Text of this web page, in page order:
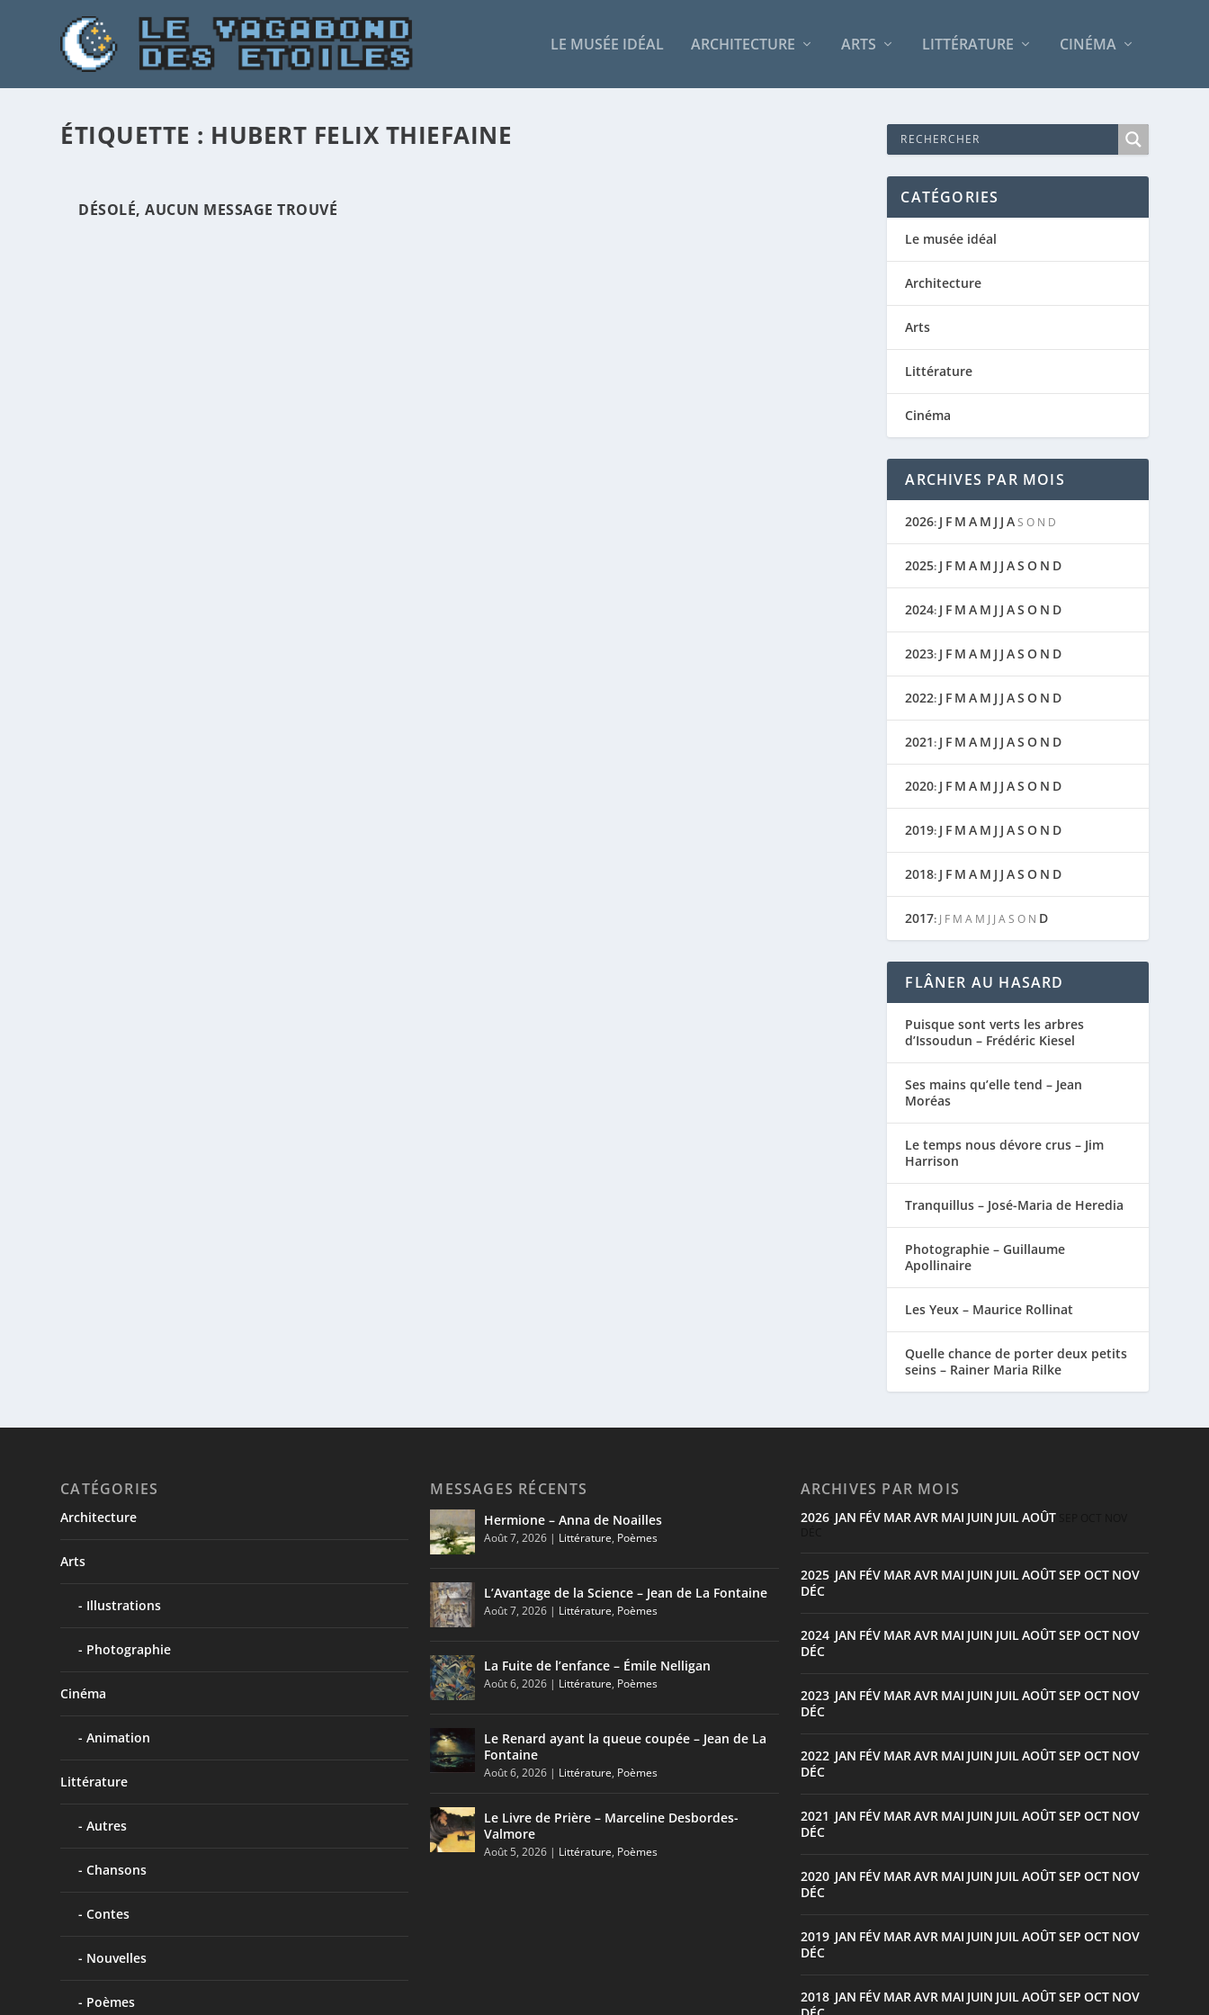
LE MUSÉE IDÉAL ARCHITECTURE ARTS LITTÉRATURE CINÉMA
ÉTIQUETTE : HUBERT FELIX THIEFAINE
DÉSOLÉ, AUCUN MESSAGE TROUVÉ
CATÉGORIES
Le musée idéal
Architecture
Arts
Littérature
Cinéma
ARCHIVES PAR MOIS
2026: J F M A M J J AS O N D
2025: J F M A M J J AS O N D
2024: J F M A M J J AS O N D
2023: J F M A M J J AS O N D
2022: J F M A M J J AS O N D
2021: J F M A M J J AS O N D
2020: J F M A M J J AS O N D
2019: J F M A M J J AS O N D
2018: J F M A M J J AS O N D
2017: J F M A M J J AS O N D
FLÂNER AU HASARD
Puisque sont verts les arbres
d’Issoudun – Frédéric Kiesel
Ses mains qu’elle tend – Jean
Moréas
Le temps nous dévore crus – Jim
Harrison
Tranquillus – José-Maria de Heredia
Photographie – Guillaume
Apollinaire
Les Yeux – Maurice Rollinat
Quelle chance de porter deux petits
seins – Rainer Maria Rilke
CATÉGORIES
Architecture
Arts
Illustrations
Photographie
Cinéma
Animation
Littérature
Autres
Chansons
Contes
Nouvelles
Poèmes
MESSAGES RÉCENTS
Hermione – Anna de Noailles
Août 7, 2026 | Littérature, Poèmes
L’Avantage de la Science – Jean de La Fontaine
Août 7, 2026 | Littérature, Poèmes
La Fuite de l’enfance – Émile Nelligan
Août 6, 2026 | Littérature, Poèmes
Le Renard ayant la queue coupée – Jean de La
Fontaine
Août 6, 2026 | Littérature, Poèmes
Le Livre de Prière – Marceline Desbordes-
Valmore
Août 5, 2026 | Littérature, Poèmes
ARCHIVES PAR MOIS
2026: JAN FÉV MARAVR MAI JUIN JUILAOÛT
2025: JAN FÉV MARAVR MAI JUIN JUILAOÛTSEP OCT NOV
DÉC
2024: JAN FÉV MARAVR MAI JUIN JUILAOÛTSEP OCT NOV
DÉC
2023: JAN FÉV MARAVR MAI JUIN JUILAOÛTSEP OCT NOV
DÉC
2022: JAN FÉV MARAVR MAI JUIN JUILAOÛTSEP OCT NOV
DÉC
2021 JAN FÉV MARAVR MAI JUIN JUILAOÛTSEP OCT NOV
DÉC
2020: JAN FÉV MARAVR MAI JUIN JUILAOÛTSEP OCT NOV
DÉC
2019: JAN FÉV MARAVR MAI JUIN JUILAOÛTSEP OCT NOV
DÉC
2018: JAN FÉV MARAVR MAI JUIN JUILAOÛTSEP OCT NOV